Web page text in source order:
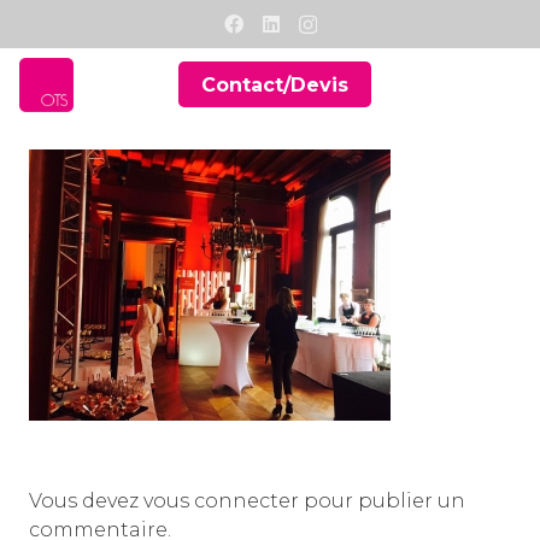
Contact/Devis
Vous devez vous connecter pour publier un
commentaire.